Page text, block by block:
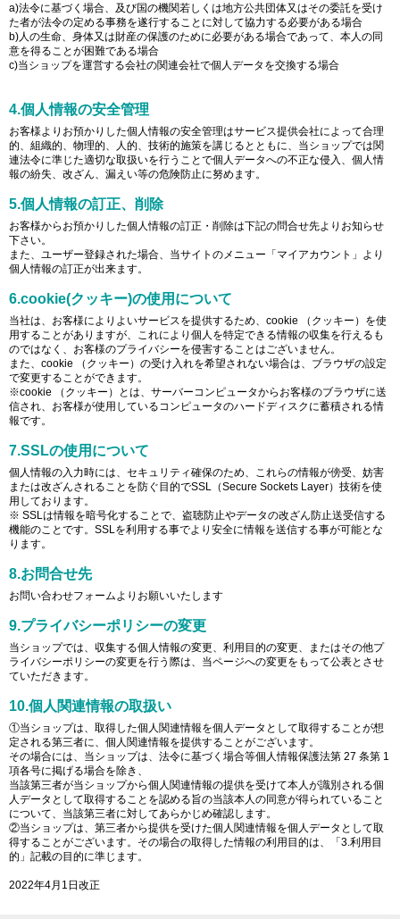
a)法令に基づく場合、及び国の機関若しくは地方公共団体又はその委託を受け
た者が法令の定める事務を遂行することに対して協力する必要がある場合
b)人の生命、身体又は財産の保護のために必要がある場合であって、本人の同
意を得ることが困難である場合
c)当ショップを運営する会社の関連会社で個人データを交換する場合
4.個人情報の安全管理
お客様よりお預かりした個人情報の安全管理はサービス提供会社によって合理
的、組織的、物理的、人的、技術的施策を講じるとともに、当ショップでは関
連法令に準じた適切な取扱いを行うことで個人データへの不正な侵入、個人情
報の紛失、改ざん、漏えい等の危険防止に努めます。
5.個人情報の訂正、削除
お客様からお預かりした個人情報の訂正・削除は下記の問合せ先よりお知らせ
下さい。
また、ユーザー登録された場合、当サイトのメニュー「マイアカウント」より
個人情報の訂正が出来ます。
6.cookie(クッキー)の使用について
当社は、お客様によりよいサービスを提供するため、cookie （クッキー）を使
用することがありますが、これにより個人を特定できる情報の収集を行えるも
のではなく、お客様のプライバシーを侵害することはございません。
また、cookie （クッキー）の受け入れを希望されない場合は、ブラウザの設定
で変更することができます。
※cookie （クッキー）とは、サーバーコンピュータからお客様のブラウザに送
信され、お客様が使用しているコンピュータのハードディスクに蓄積される情
報です。
7.SSLの使用について
個人情報の入力時には、セキュリティ確保のため、これらの情報が傍受、妨害
または改ざんされることを防ぐ目的でSSL（Secure Sockets Layer）技術を使
用しております。
※ SSLは情報を暗号化することで、盗聴防止やデータの改ざん防止送受信する
機能のことです。SSLを利用する事でより安全に情報を送信する事が可能とな
ります。
8.お問合せ先
お問い合わせフォームよりお願いいたします
9.プライバシーポリシーの変更
当ショップでは、収集する個人情報の変更、利用目的の変更、またはその他プ
ライバシーポリシーの変更を行う際は、当ページへの変更をもって公表とさせ
ていただきます。
10.個人関連情報の取扱い
①当ショップは、取得した個人関連情報を個人データとして取得することが想
定される第三者に、個人関連情報を提供することがございます。
その場合には、当ショップは、法令に基づく場合等個人情報保護法第 27 条第 1
項各号に掲げる場合を除き、
当該第三者が当ショップから個人関連情報の提供を受けて本人が識別される個
人データとして取得することを認める旨の当該本人の同意が得られていること
について、当該第三者に対してあらかじめ確認します。
②当ショップは、第三者から提供を受けた個人関連情報を個人データとして取
得することがございます。その場合の取得した情報の利用目的は、「3.利用目
的」記載の目的に準じます。
2022年4月1日改正